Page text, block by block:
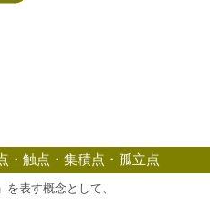
触点・集積点・孤立点
表す概念として、